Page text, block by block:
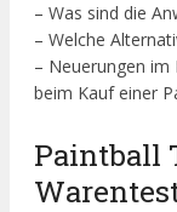
– Was sind die
– Welche
– Neuerungen im
beim Kauf einer
Paintball